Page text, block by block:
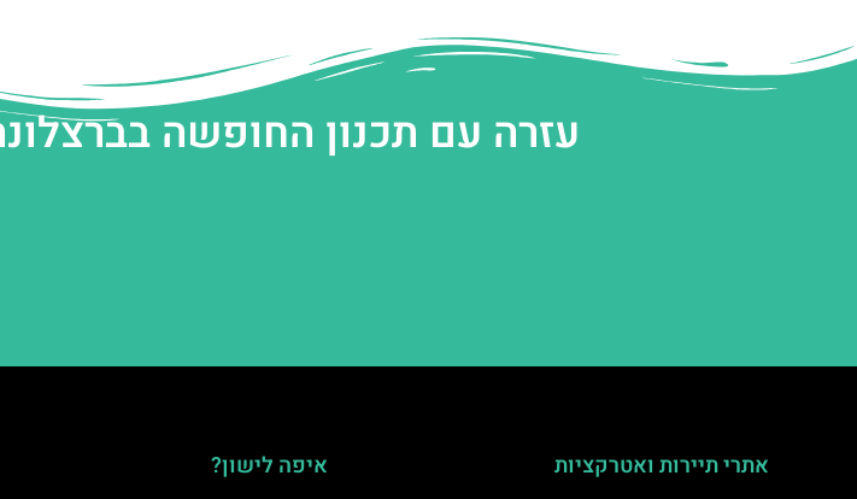
עזרה עם תכנון החופשה
אתרי תיירות ואטרקציות
איפה לישון?